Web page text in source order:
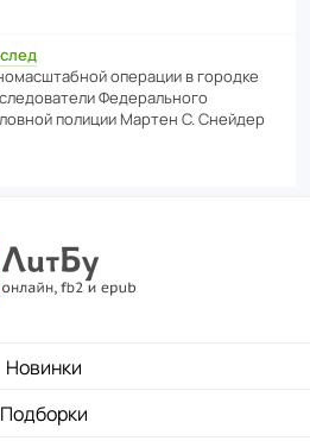
операции в городке
Феде­раль­ного
полиции Мартен С. Снейдер
Новинки
Подборки